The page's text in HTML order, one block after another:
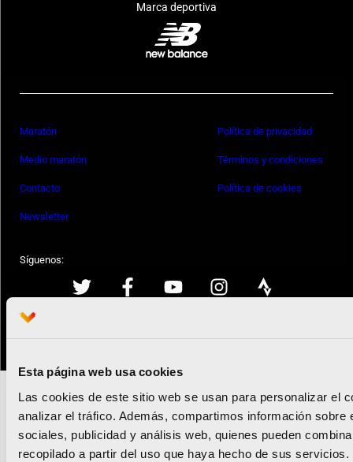
Esta página web usa cookies
Las cookies de este sitio web se usan para personalizar el
analizar el tráfico. Además, compartimos información
sociales, publicidad y análisis web, quienes pueden
recopilado a partir del uso que haya hecho de sus servicios.
Marca deportiva
Maratón
Medio maratón
Contacto
Newsletter
Política de privacidad
Términos y condiciones
Política de cookies
Síguenos: